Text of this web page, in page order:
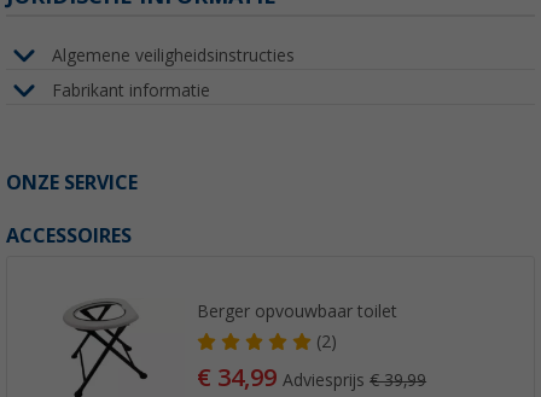
Algemene veiligheidsinstructies
Fabrikant informatie
ONZE SERVICE
ACCESSOIRES
Berger opvouwbaar toilet
(2)
€ 34,99Adviesprijs€ 39,99